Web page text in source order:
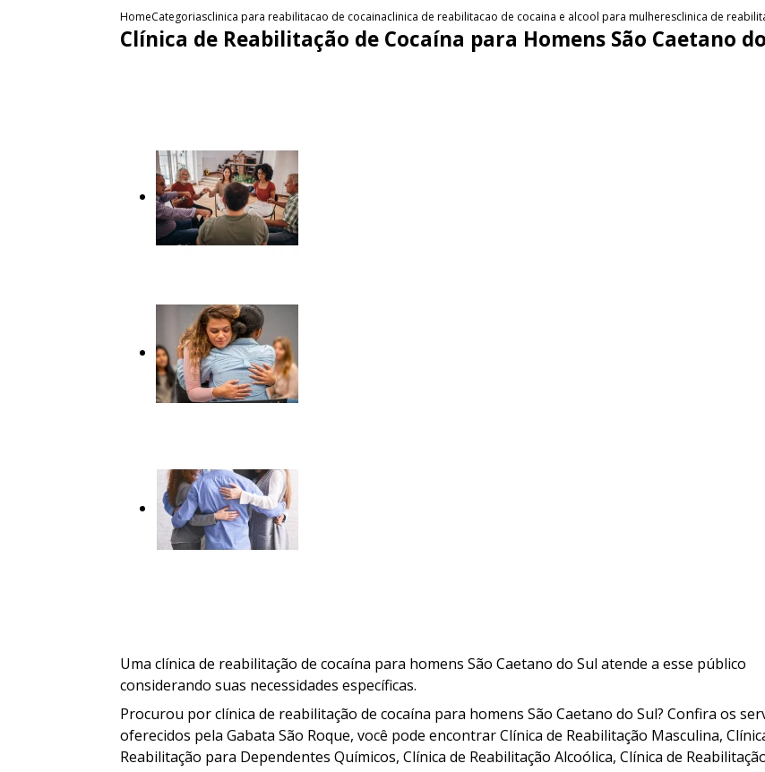
HomeCategoriasclinica para reabilitacao de cocainaclinica de reabilitacao de cocaina e alcool para mulheresclinica de
Clínica de Reabilitação de Cocaína para Homens São Caetano
Uma clínica de reabilitação de cocaína para homens São Caetano do Sul atende a esse público
considerando suas necessidades específicas.
Procurou por clínica de reabilitação de cocaína para homens São Caetano do Sul? Confira os
oferecidos pela Gabata São Roque, você pode encontrar Clínica de Reabilitação Masculina,
Reabilitação para Dependentes Químicos, Clínica de Reabilitação Alcoólica, Clínica de